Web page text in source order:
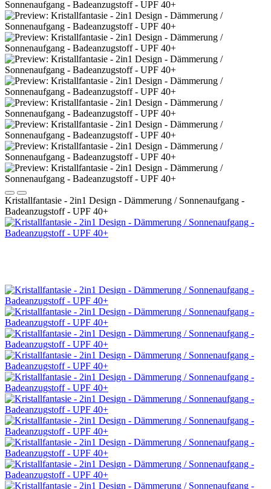
Kristallfantasie - 2in1 Design - Dämmerung / Sonnenaufgang -
Badeanzugstoff - UPF 40+